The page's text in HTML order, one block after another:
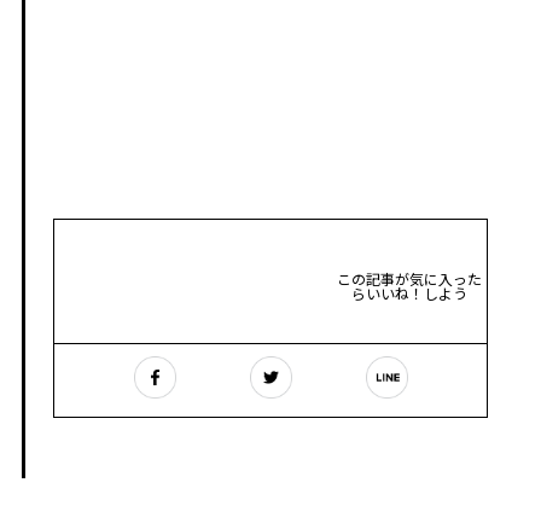
この記事が気に入った
らいいね！しよう